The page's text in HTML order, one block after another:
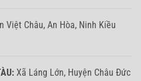
Việt Châu, An Hòa, Ninh Kiều
Xã Láng Lớn, Huyện Châu Đức